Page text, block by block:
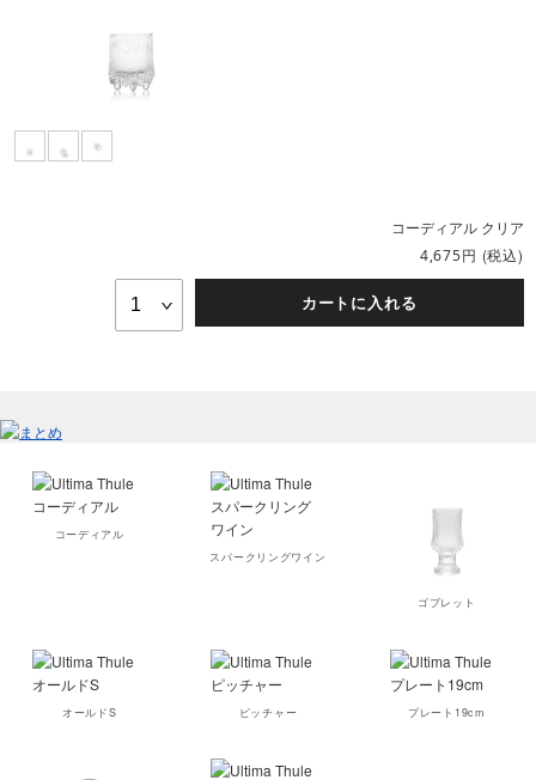
コーディアル クリア
4,675円 (税込)
カートに入れる
コーディアル
スパークリングワイン
ゴブレット
オールドS ピッチャー プレート19cm